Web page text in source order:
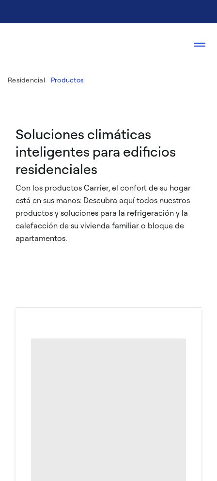
Residencial Productos
Soluciones climáticas
inteligentes para edificios
residenciales
Con los productos Carrier, el confort de su hogar
está en sus manos: Descubra aquí todos nuestros
productos y soluciones para la refrigeración y la
calefacción de su vivienda familiar o bloque de
apartamentos.